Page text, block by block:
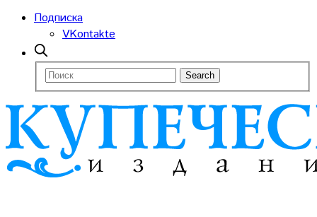
Подписка
VKontakte